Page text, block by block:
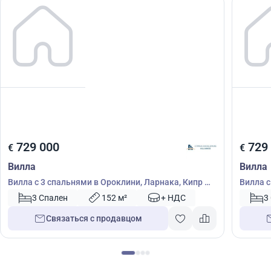
€ 729 000
Вилла
Вилла с 3 спальнями в Ороклини, Ларнака, Кипр №
516383 Спален 152 м² + НДС
Связаться с продавцом
€ 729
Вилла
Вилла
516393